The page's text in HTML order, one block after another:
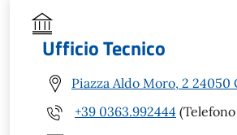
Ufficio Tecnico
Piazza Aldo Moro, 2 24050
+39 0363.992444